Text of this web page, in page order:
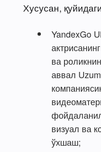
Хусусан,
YandexGo
ва
аввал
визуал ва
ўхшаш;